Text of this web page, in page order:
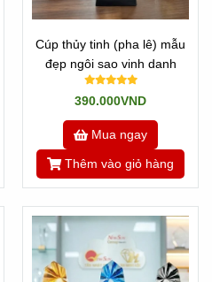
Cúp thủy tinh (pha lê) mẫu
đẹp ngôi sao vinh danh
390.000VND
Mua ngay
Thêm vào giỏ hàng